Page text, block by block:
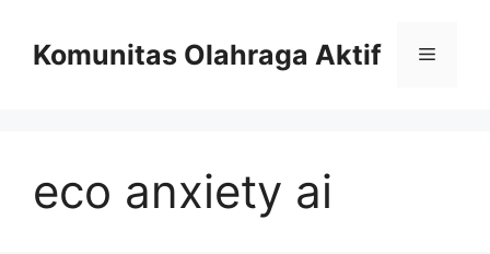
contentKomunitas Olahraga Aktif Menu
eco anxiety ai